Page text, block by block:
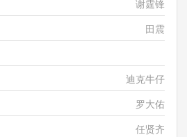
谢霆锋
田震
卢巧音、王力宏
迪克牛仔
罗大佑
任贤齐